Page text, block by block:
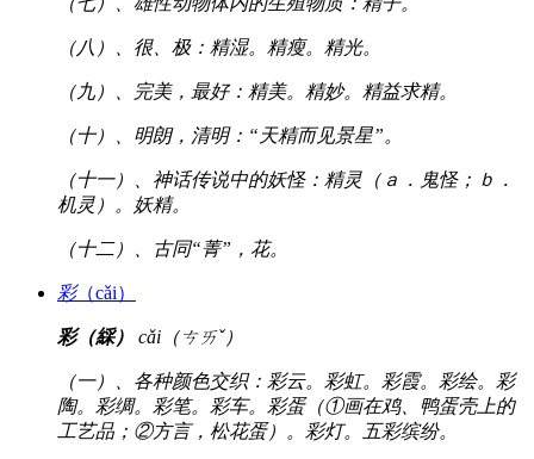
（八）、很、极：精湿。精瘦。精光。
（九）、完美，最好：精美。精妙。精益求精。
（十）、明朗，清明：“天精而见景星”。
（十一）、神话传说中的妖怪：精灵（ａ．鬼怪；ｂ．
机灵）。妖精。
（十二）、古同“菁”，花。
彩（cǎi）
彩（綵） cǎi（ㄘㄞˇ）
（一）、各种颜色交织：彩云。彩虹。彩霞。彩绘。彩
陶。彩绸。彩笔。彩车。彩蛋（①画在鸡、鸭蛋壳上的
工艺品；②方言，松花蛋）。彩灯。五彩缤纷。